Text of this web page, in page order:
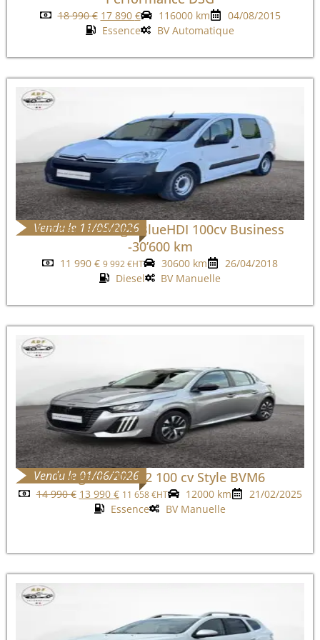
18 990€ 17 890 € 116000 km
04/08/2015
Essence
BV Automatique
Vendu le 11/05/2026
Citroen Berlingo BlueHDI 100cv Business
-30’600 km
11 990 € 9 992 €HT 30600 km
26/04/2018
Diesel
BV Manuelle
Vendu le 01/06/2026
Peugeot 208 1.2 100 cv Style BVM6
14 990€ 13 990 € 11 658 €HT 12000 km
21/02/2025
Essence
BV Manuelle